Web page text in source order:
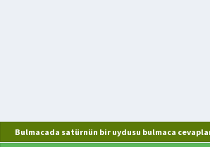
Bulmacada satürnün bir uydusu bulmaca